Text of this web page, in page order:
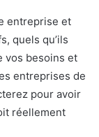
entreprise et
quels qu’ils
vos besoins et
entreprises de
pour avoir
réellement